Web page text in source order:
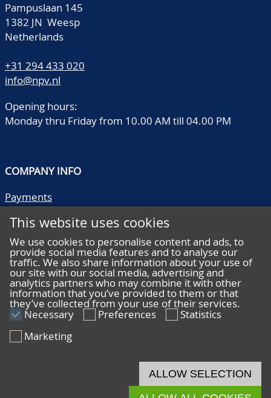
Pampuslaan 145
1382 JN Weesp
Netherlands
+31 294 433 020
info@npv.nl
Opening hours:
Monday thru Friday from 10.00 AM till 04.00 PM
COMPANY INFO
Payments
Literature
Quality descriptions
Frequently asked questions
Terms and conditions
Privacy statement
HELP
This website uses cookies
We use cookies to personalise content and ads, to
provide social media features and to analyse our
traffic. We also share information about your use of
our site with our social media, advertising and
analytics partners who may combine it with other
information that you’ve provided to them or that
they’ve collected from your use of their services.
Necessary Preferences
Statistics
Marketing
ALLOW SELECTION